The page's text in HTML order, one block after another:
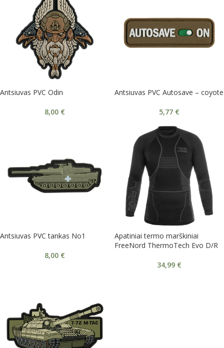
Antsiuvas PVC Odin
8,00 €
Antsiuvas PVC Autosave – coyote
5,77 €
Antsiuvas PVC tankas No1
8,00 €
Apatiniai termo marškiniai
FreeNord ThermoTech Evo D/R
34,99 €